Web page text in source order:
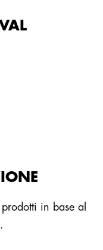
in base al